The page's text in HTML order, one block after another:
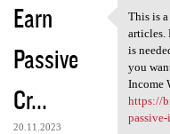
Earn
Passive
Cr...
20.11.2023
This is
This is
articles.
is
you
Income
https://